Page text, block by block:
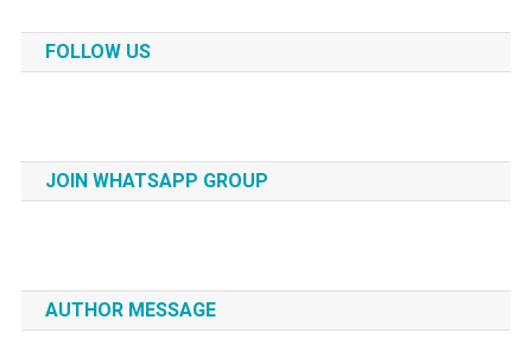
FOLLOW US
JOIN WHATSAPP GROUP
AUTHOR MESSAGE